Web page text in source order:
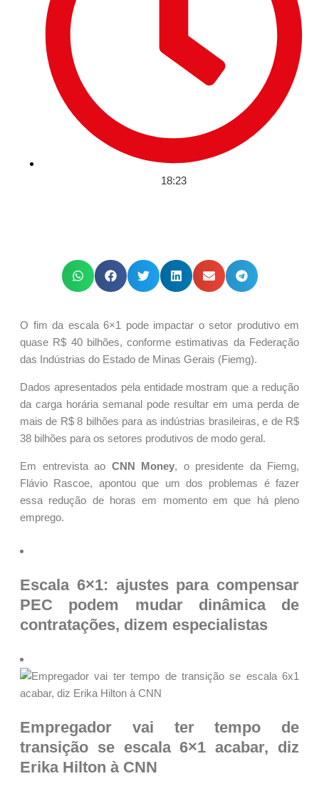
18:23
O fim da escala 6×1 pode impactar o setor produtivo em
quase R$ 40 bilhões, conforme estimativas da Federação
das Indústrias do Estado de Minas Gerais (Fiemg).
Dados apresentados pela entidade mostram que a redução
da carga horária semanal pode resultar em uma perda de
mais de R$ 8 bilhões para as indústrias brasileiras, e de R$
38 bilhões para os setores produtivos de modo geral.
Em entrevista ao CNN Money, o presidente da Fiemg,
Flávio Rascoe, apontou que um dos problemas é fazer
essa redução de horas em momento em que há pleno
emprego.
Escala 6×1: ajustes para compensar
PEC podem mudar dinâmica de
contratações, dizem especialistas
Empregador vai ter tempo de
transição se escala 6×1 acabar, diz
Erika Hilton à CNN